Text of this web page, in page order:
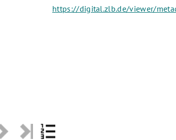
https://digital.zlb.de/viewer/